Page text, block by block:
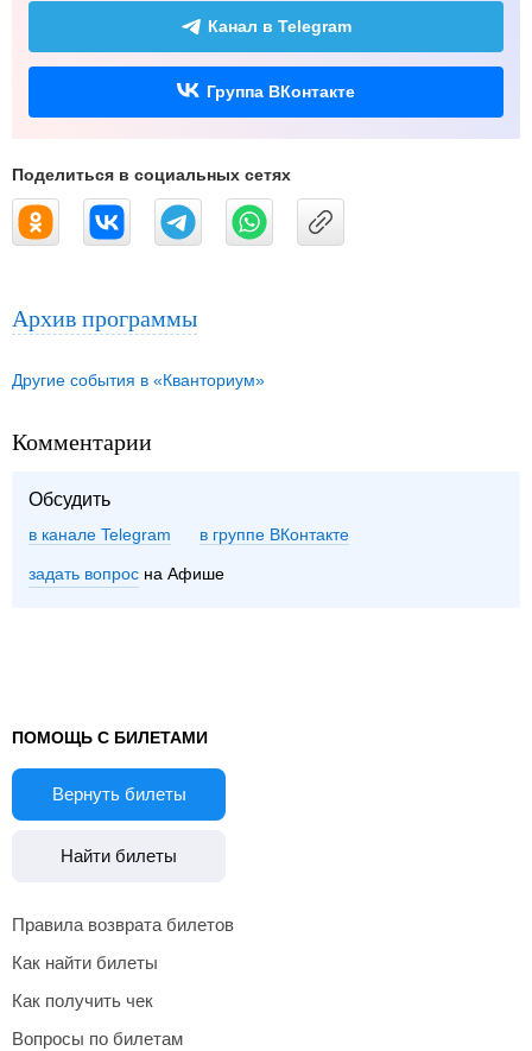
Канал в Telegram
Группа ВКонтакте
Поделиться в социальных сетях
Архив программы
Другие события в «Кванториум»
Комментарии
Обсудить
в канале Telegram группе ВКонтакте
задать вопрос на Афише
ПОМОЩЬ С БИЛЕТАМИ
Вернуть билеты
Найти билеты
Правила возврата билетов
Как найти билеты
Как получить чек
Вопросы по билетам